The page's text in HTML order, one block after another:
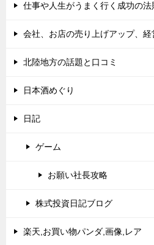
仕事や人生がうまく行く成功の法
会社、お店の売り上げアップ、経
北陸地方の話題と口コミ
日本酒めぐり
日記
ゲーム
お願い社長攻略
株式投資日記ブログ
楽天,お買い物パンダ,画像,レア